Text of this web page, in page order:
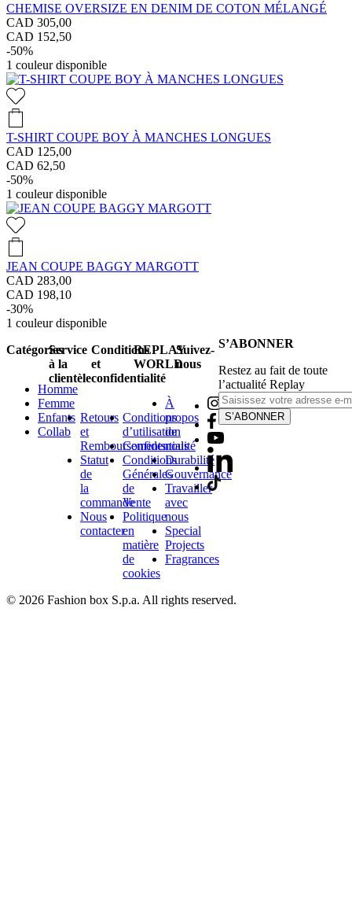
CHEMISE OVERSIZE EN DENIM DE COTON MÉLANGÉ
CAD 305,00
CAD 152,50
-50%
1 couleur disponible
T-SHIRT COUPE BOY À MANCHES LONGUES
CAD 125,00
CAD 62,50
-50%
1 couleur disponible
JEAN COUPE BAGGY MARGOTT
CAD 283,00
CAD 198,10
-30%
1 couleur disponible
Catégories
Homme
Femme
Enfants
Collab
Service
à la
clientèle
Retours
et
Remboursements
Statut
de
la
commande
Nous
contacter
Conditions
et
confidentialité
Conditions
d’utilisation
Confidentialité
Conditions
Générales
de
Vente
Politique
en
matière
de
cookies
REPLAY
WORLD
À
propos
de
nous
Durabilité
Gouvernance
Travailler
avec
nous
Special
Projects
Fragrances
Suivez-
nous
S’ABONNER
Restez au fait de toute
l’actualité Replay
S’ABONNER
© 2026 Fashion box S.p.a. All rights reserved.